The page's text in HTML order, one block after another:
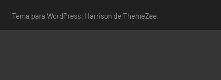
Tema para WordPress: Harrison de ThemeZee.